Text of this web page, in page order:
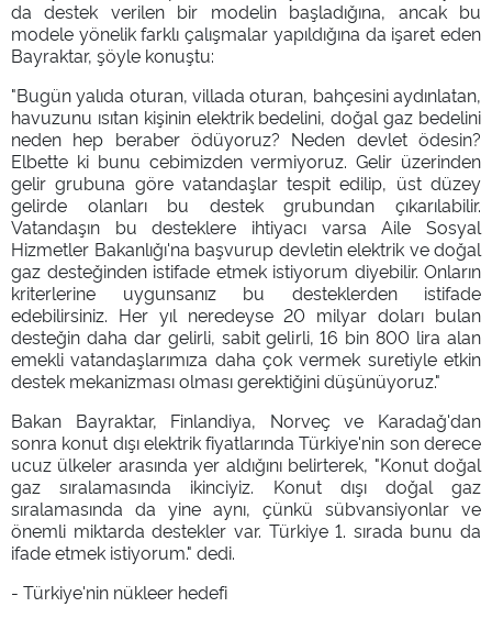
da destek verilen bir modelin başladığına, ancak bu
modele yönelik farklı çalışmalar yapıldığına da işaret eden
Bayraktar, şöyle konuştu:
"Bugün yalıda oturan, villada oturan, bahçesini aydınlatan,
havuzunu ısıtan kişinin elektrik bedelini, doğal gaz bedelini
neden hep beraber ödüyoruz? Neden devlet ödesin?
Elbette ki bunu cebimizden vermiyoruz. Gelir üzerinden
gelir grubuna göre vatandaşlar tespit edilip, üst düzey
gelirde olanları bu destek grubundan çıkarılabilir.
Vatandaşın bu desteklere ihtiyacı varsa Aile Sosyal
Hizmetler Bakanlığı'na başvurup devletin elektrik ve doğal
gaz desteğinden istifade etmek istiyorum diyebilir. Onların
kriterlerine uygunsanız bu desteklerden istifade
edebilirsiniz. Her yıl neredeyse 20 milyar doları bulan
desteğin daha dar gelirli, sabit gelirli, 16 bin 800 lira alan
emekli vatandaşlarımıza daha çok vermek suretiyle etkin
destek mekanizması olması gerektiğini düşünüyoruz."
Bakan Bayraktar, Finlandiya, Norveç ve Karadağ'dan
sonra konut dışı elektrik fiyatlarında Türkiye'nin son derece
ucuz ülkeler arasında yer aldığını belirterek, "Konut doğal
gaz sıralamasında ikinciyiz. Konut dışı doğal gaz
sıralamasında da yine aynı, çünkü sübvansiyonlar ve
önemli miktarda destekler var. Türkiye 1. sırada bunu da
ifade etmek istiyorum." dedi.
- Türkiye'nin nükleer hedefi